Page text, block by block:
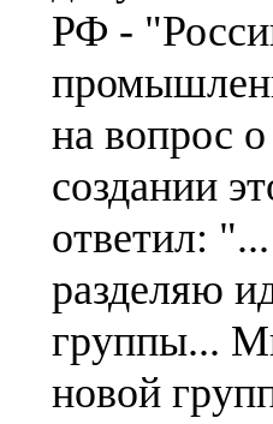
РФ -
на вопрос
создании
ответил:
разделяю
группы...
новой